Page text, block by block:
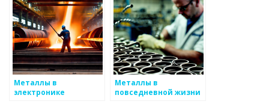
Металлы в
электронике
Металлы в
повседневной жизни